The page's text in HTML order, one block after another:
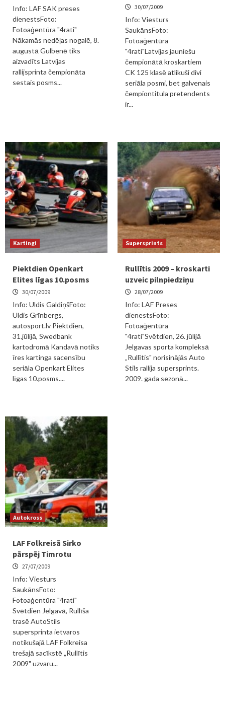
Info: LAF SAK preses
dienestsFoto:
Fotoaģentūra "4rati"
Nākamās nedēļas nogalē, 8.
augustā Gulbenē tiks
aizvadīts Latvijas
rallijsprinta čempionāta
sestais posms...
30/07/2009
Info: Viesturs
SaukānsFoto:
Fotoaģentūra
"4rati"Latvijas jauniešu
čempionātā kroskartiem
CK 125 klasē atlikuši divi
seriāla posmi, bet galvenais
čempiontitula pretendents
ir...
Kartingi
Piektdien Openkart
Elites līgas 10.posms
30/07/2009
Info: Uldis GaldiņšFoto:
Uldis Grīnbergs,
autosport.lv Piektdien,
31.jūlijā, Swedbank
kartodromā Kandavā notiks
īres kartinga sacensību
seriāla Openkart Elites
līgas 10.posms....
Supersprints
Rullītis 2009 – kroskarti
uzveic pilnpiedziņu
28/07/2009
Info: LAF Preses
dienestsFoto:
Fotoaģentūra
"4rati"Svētdien, 26. jūlijā
Jelgavas sporta kompleksā
„Rullītis" norisinājās Auto
Stils rallija supersprints.
2009. gada sezonā...
Autokross
LAF Folkreisā Sirko
pārspēj Timrotu
27/07/2009
Info: Viesturs
SaukānsFoto:
Fotoaģentūra "4rati"
Svētdien Jelgavā, Rullīša
trasē AutoStils
supersprinta ietvaros
notikušajā LAF Folkreisa
trešajā sacīkstē „Rullītis
2009" uzvaru...